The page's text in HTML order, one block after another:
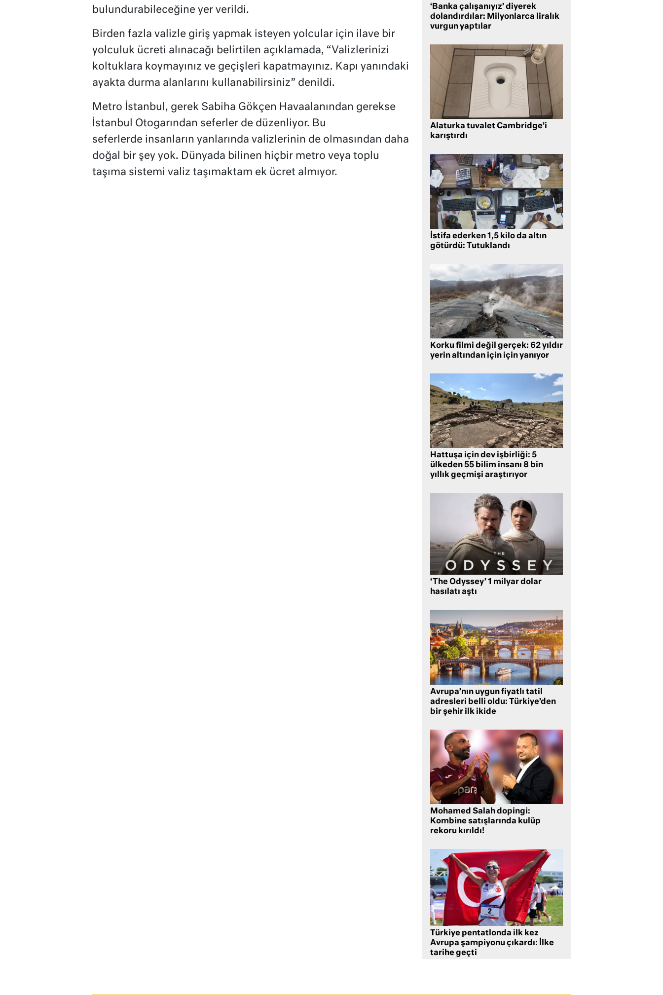
bulundurabileceğine yer verildi.
Birden fazla valizle giriş yapmak isteyen yolcular için ilave bir
yolculuk ücreti alınacağı belirtilen açıklamada, “Valizlerinizi
koltuklara koymayınız ve geçişleri kapatmayınız. Kapı yanındaki
ayakta durma alanlarını kullanabilirsiniz” denildi.
Metro İstanbul, gerek Sabiha Gökçen Havaalanından gerekse
İstanbul Otogarından seferler de düzenliyor. Bu
seferlerdeinsanların yanlarında valizlerinin de olmasından daha
doğal bir şey yok. Dünyada bilinen hiçbir metro veya toplu
taşıma sistemi valiz taşımaktam ek ücret almıyor.
‘Banka çalışanıyız’ diyerek
dolandırdılar: Milyonlarca liralık
vurgun yaptılar
Alaturka tuvalet Cambridge’i
karıştırdı
İstifa ederken 1,5 kilo da altın
götürdü: Tutuklandı
Korku filmi değil gerçek: 62 yıldır
yerin altından için için yanıyor
Hattuşa için dev işbirliği: 5
ülkeden 55 bilim insanı 8 bin
yıllık geçmişi araştırıyor
‘The Odyssey’ 1 milyar dolar
hasılatı aştı
Avrupa’nın uygun fiyatlı tatil
adresleri belli oldu: Türkiye’den
bir şehir ilk ikide
Mohamed Salah dopingi:
Kombine satışlarında kulüp
rekoru kırıldı!
Türkiye pentatlonda ilk kez
Avrupa şampiyonu çıkardı: İlke
tarihe geçti